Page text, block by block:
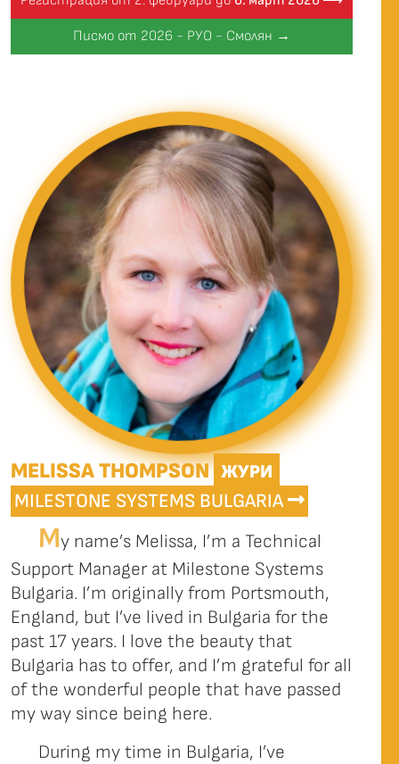
Писмо от 2026 - РУО - Смолян →
MELISSA THOMPSON ЖУРИ
MILESTONE SYSTEMS BULGARIA
My name’s Melissa, I’m a Technical
Support Manager at Milestone Systems
Bulgaria. I’m originally from Portsmouth,
England, but I’ve lived in Bulgaria for the
past 17 years. I love the beauty that
Bulgaria has to offer, and I’m grateful for all
of the wonderful people that have passed
my way since being here.
During my time in Bulgaria, I’ve